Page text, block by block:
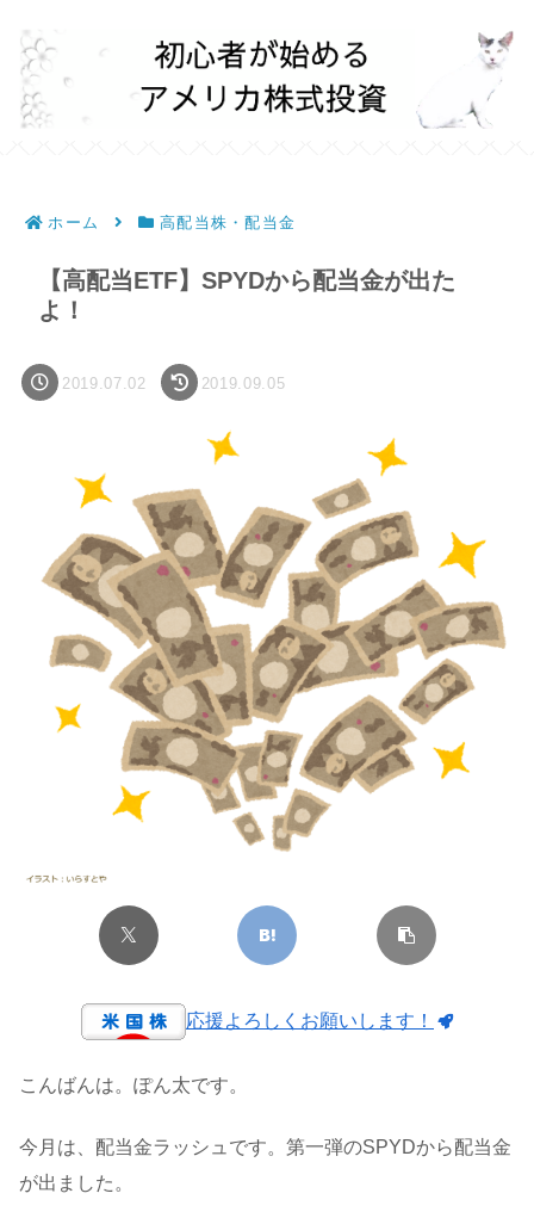
ホーム 高配当株・配当金
【高配当ETF】SPYDから配当金が出た
よ！
2019.07.02 2019.09.05
応援よろしくお願いします！
こんばんは。ぽん太です。
今月は、配当金ラッシュです。第一弾のSPYDから配当金
が出ました。